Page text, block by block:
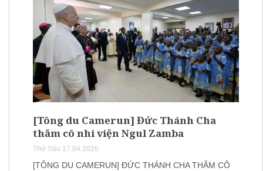
[Tông du Camerun] Đức Thánh Cha
thăm cô nhi viện Ngul Zamba
Thứ Sáu 17.04.2026
[TÔNG DU CAMERUN] ĐỨC THÁNH CHA THĂM CÔ